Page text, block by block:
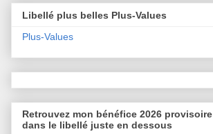
Libellé plus belles Plus-Values
Plus-Values
Retrouvez mon bénéfice 2026 provisoire
dans le libellé juste en dessous